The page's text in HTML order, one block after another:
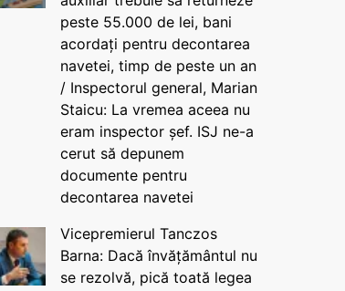
peste 55.000 de lei, bani
acordați pentru decontarea
navetei, timp de peste un an
/ Inspectorul general, Marian
Staicu: La vremea aceea nu
eram inspector șef. ISJ ne-a
cerut să depunem
documente pentru
decontarea navetei
Vicepremierul Tanczos
Barna: Dacă învățământul nu
se rezolvă, pică toată legea